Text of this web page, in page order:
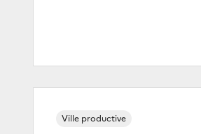
Ville productive